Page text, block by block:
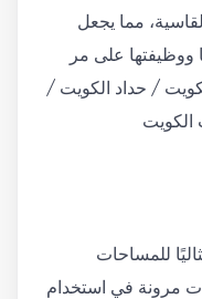
مما يجعل
ووظيفتها على مر
/ حداد الكويت /
للمساحات
مرونة في استخدام